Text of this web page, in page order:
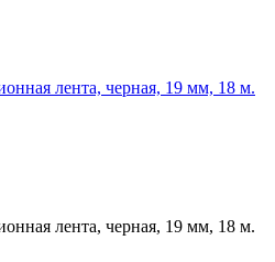
лента, черная, 19 мм, 18 м.
лента, черная, 19 мм, 18 м.